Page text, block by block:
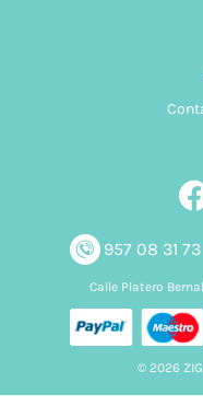
957 08 31 73
Calle Platero
© 2026 ZIG